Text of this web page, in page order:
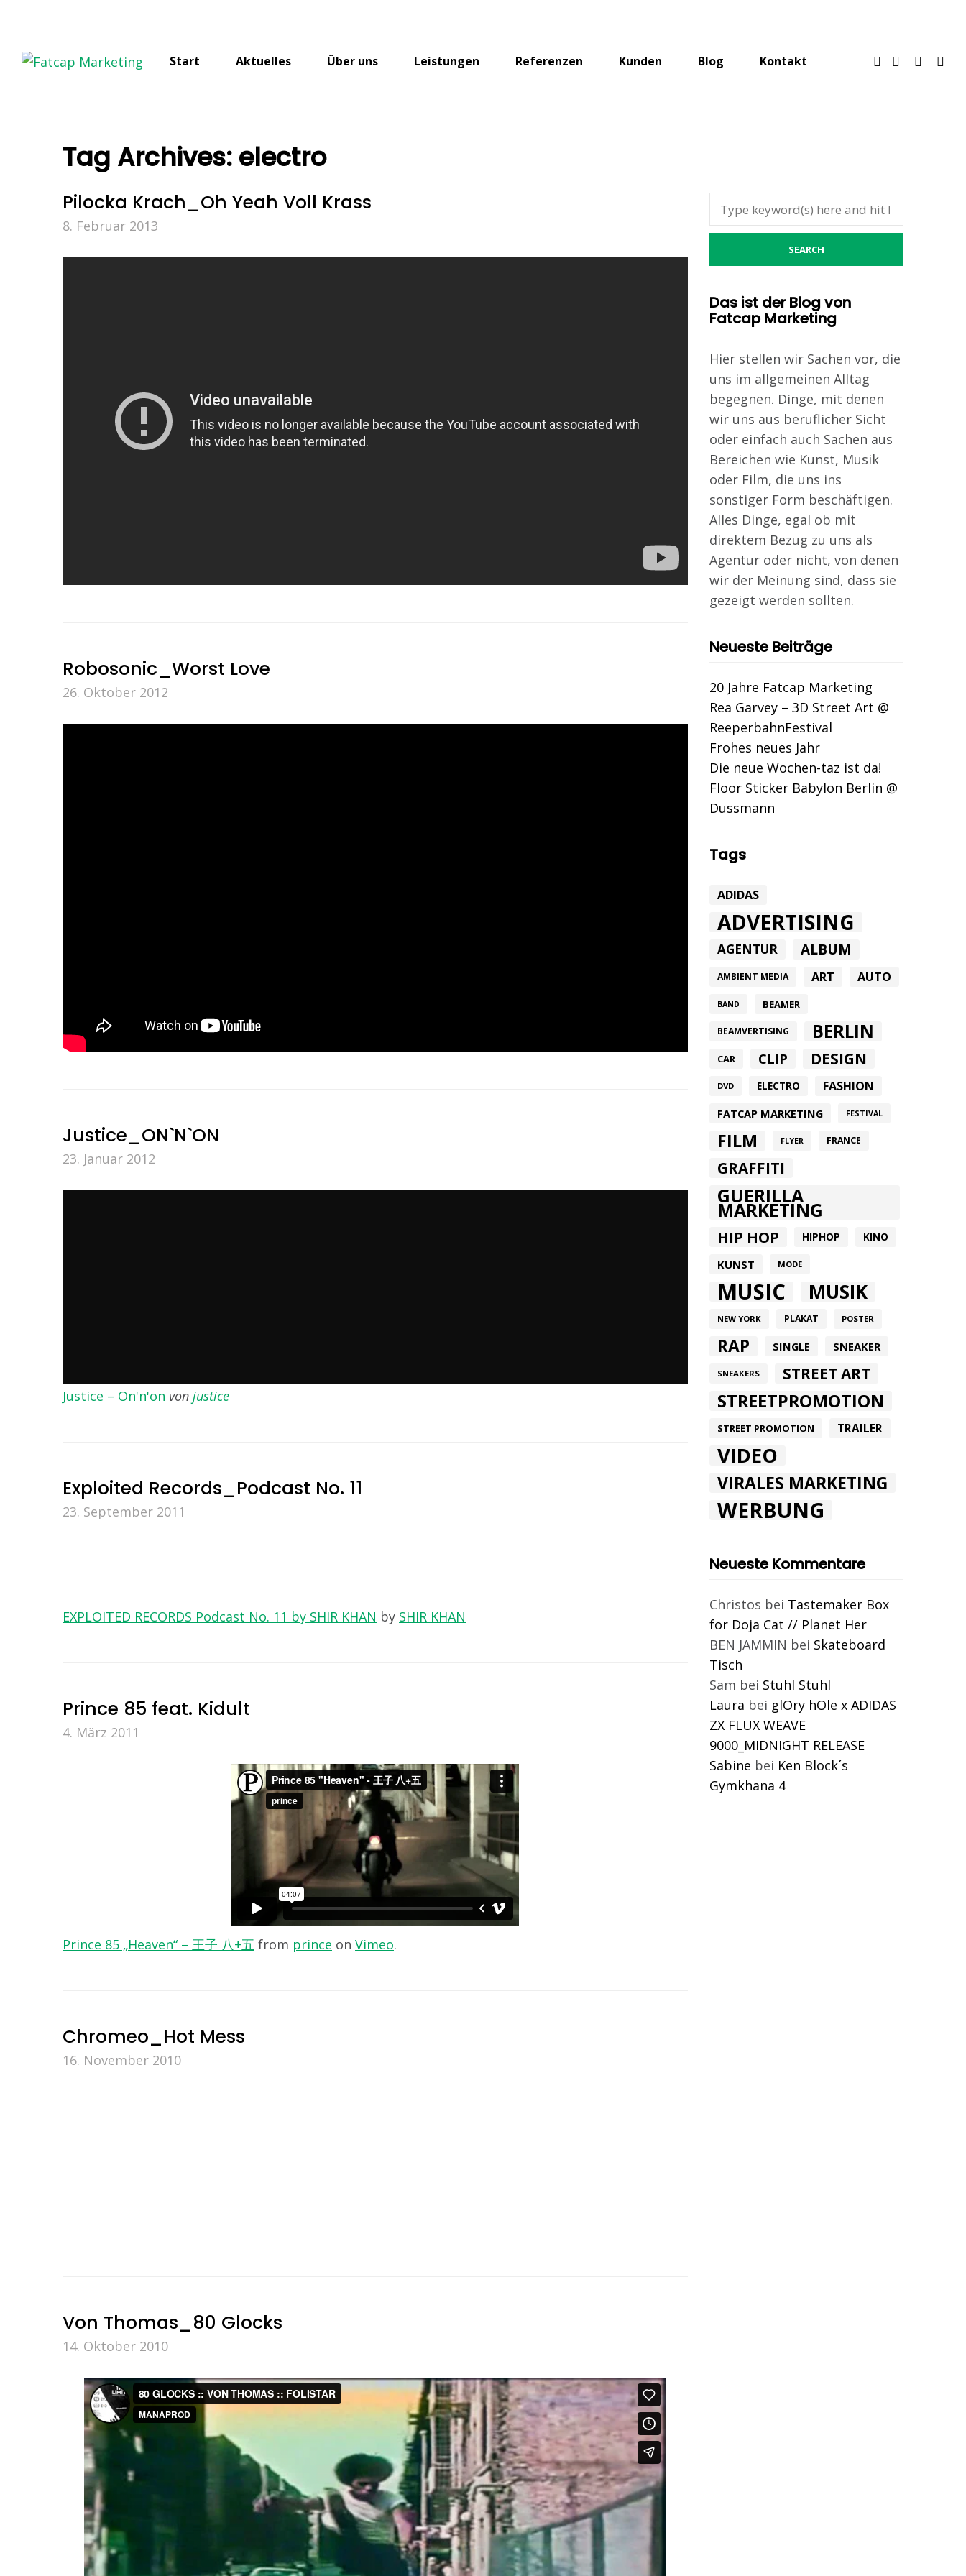
Start Aktuelles Über uns Leistungen Referenzen Kunden Blog Kontakt
Tag Archives: electro
Pilocka Krach_Oh Yeah Voll Krass
8. Februar 2013
Robosonic_Worst Love
26. Oktober 2012
Justice_ON`N`ON
23. Januar 2012
Justice – On'n'on von justice
Exploited Records_Podcast No. 11
23. September 2011
EXPLOITED RECORDS Podcast No. 11 by SHIR KHAN by SHIR KHAN
Prince 85 feat. Kidult
4. März 2011
Prince 85 „Heaven“ – 王子 八+五 from prince on Vimeo.
Chromeo_Hot Mess
16. November 2010
Von Thomas_80 Glocks
14. Oktober 2010
Das ist der Blog von
Fatcap Marketing
Hier stellen wir Sachen vor, die
uns im allgemeinen Alltag
begegnen. Dinge, mit denen
wir uns aus beruflicher Sicht
oder einfach auch Sachen aus
Bereichen wie Kunst, Musik
oder Film, die uns ins
sonstiger Form beschäftigen.
Alles Dinge, egal ob mit
direktem Bezug zu uns als
Agentur oder nicht, von denen
wir der Meinung sind, dass sie
gezeigt werden sollten.
Neueste Beiträge
20 Jahre Fatcap Marketing
Rea Garvey – 3D Street Art @
ReeperbahnFestival
Frohes neues Jahr
Die neue Wochen-taz ist da!
Floor Sticker Babylon Berlin @
Dussmann
Tags
ADIDAS
ADVERTISING
AGENTUR ALBUM
AMBIENT MEDIA ART AUTO
BAND BEAMER
BEAMVERTISING BERLIN
CAR CLIP DESIGN
DVD ELECTRO FASHION
FATCAP MARKETING FESTIVAL
FILM FLYER FRANCE
GRAFFITI
GUERILLA
MARKETING
HIP HOP HIPHOP KINO
KUNST MODE
MUSIC MUSIK
NEW YORK PLAKAT POSTER
RAP SINGLE SNEAKER
SNEAKERS STREET ART
STREETPROMOTION
STREET PROMOTION TRAILER
VIDEO
VIRALES MARKETING
WERBUNG
Neueste Kommentare
Christos bei Tastemaker Box
for Doja Cat // Planet Her
BEN JAMMIN bei Skateboard
Tisch
Sam bei Stuhl Stuhl
Laura bei glOry hOle x ADIDAS
ZX FLUX WEAVE
9000_MIDNIGHT RELEASE
Sabine bei Ken Block´s
Gymkhana 4